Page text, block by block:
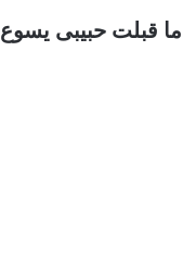
قبلت حبيبى يسوع